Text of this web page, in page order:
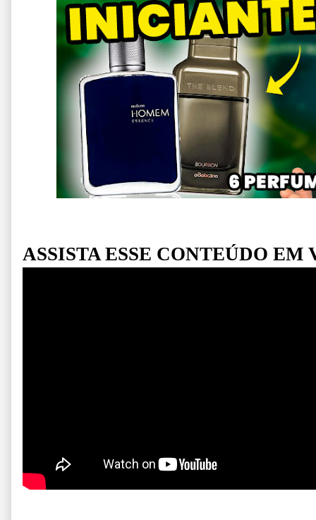
ASSISTA ESSE CONTEÚDO EM